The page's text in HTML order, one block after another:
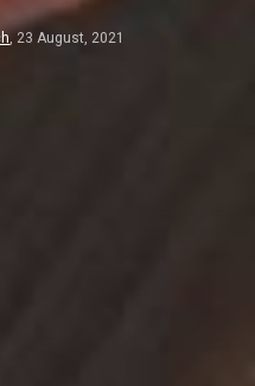
, 23 August, 2021